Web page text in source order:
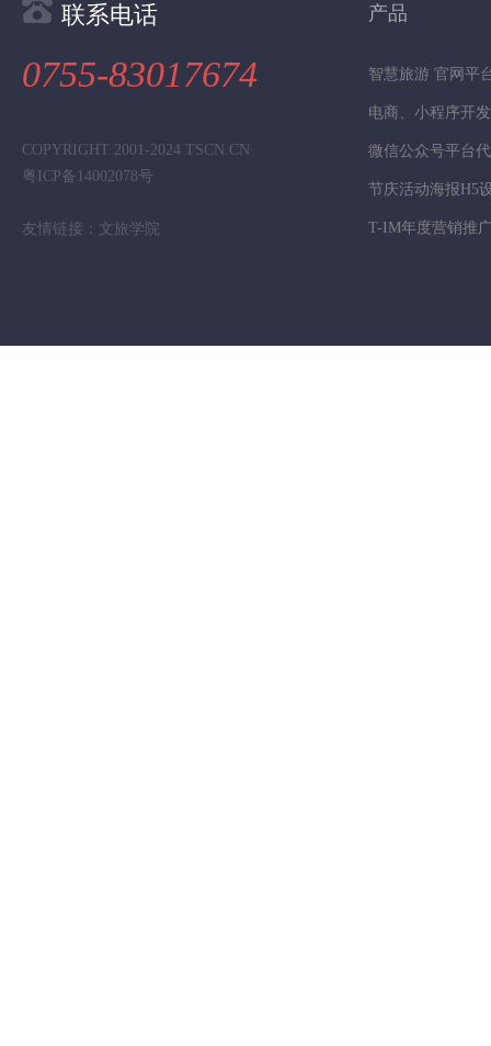
联系电话 产品
0755-83017674
COPYRIGHT 2001-2024 TSCN.CN
粤ICP备14002078号
友情链接：文旅学院
智慧旅游 官网平
电商、小程序开发
微信公众号平台
节庆活动海报H5
T-IM年度营销推